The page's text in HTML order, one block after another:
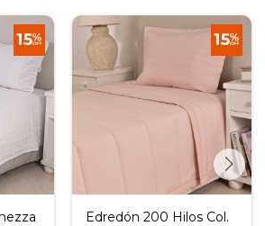
Edredón 200 Hilos Col.